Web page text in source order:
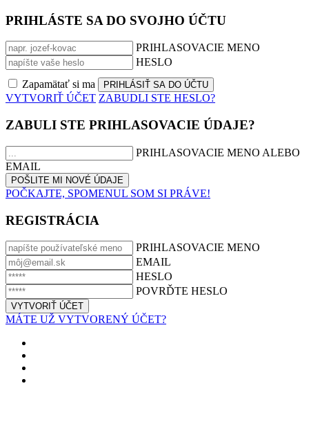
PRIHLÁSTE SA DO SVOJHO ÚČTU
PRIHLASOVACIE MENO
HESLO
Zapamätať si ma
VYTVORIŤ ÚČET ZABUDLI STE HESLO?
ZABULI STE PRIHLASOVACIE ÚDAJE?
PRIHLASOVACIE MENO ALEBO
EMAIL
POČKAJTE, SPOMENUL SOM SI PRÁVE!
REGISTRÁCIA
PRIHLASOVACIE MENO
EMAIL
HESLO
POVRĎTE HESLO
MÁTE UŽ VYTVORENÝ ÚČET?